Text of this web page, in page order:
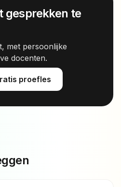
gesprekken te
met persoonlijke
docenten.
proefles